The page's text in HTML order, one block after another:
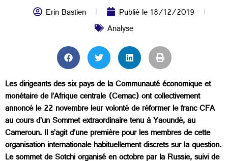
Erin Bastien Publié le18/12/2019
Analyse
Les dirigeants des six pays de la Communauté économique et
monétaire de l’Afrique centrale (Cemac) ont collectivement
annoncé le 22 novembre leur volonté de réformer le franc CFA
au cours d’un Sommet extraordinaire tenu à Yaoundé, au
Cameroun. Il s’agit d’une première pour les membres de cette
organisation internationale habituellement discrets sur la question.